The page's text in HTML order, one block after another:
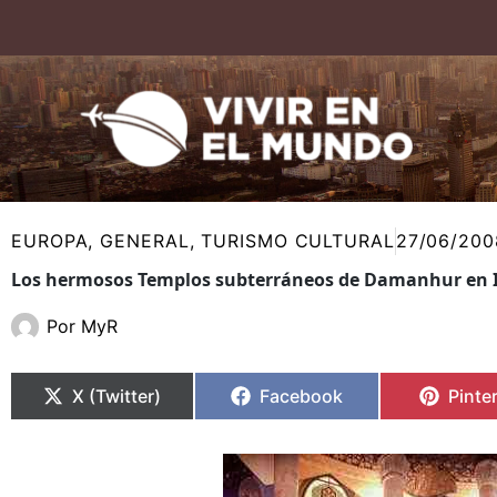
contenido
EUROPA, GENERAL,TURISMO CULTURAL27/06/
Los hermosos Templos subterráneos de Damanhur en
Por MyR
en
X (Twitter)
en
Facebook
en
en
en
en